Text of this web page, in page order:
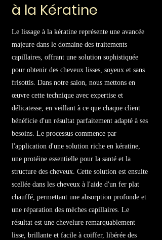
à la Kératine
Le lissage à la kératine représente une avancée
majeure dans le domaine des traitements
capillaires, offrant une solution sophistiquée
pour obtenir des cheveux lisses, soyeux et sans
frisottis. Dans notre salon, nous mettons en
œuvre cette technique avec expertise et
délicatesse, en veillant à ce que chaque client
bénéficie d'un résultat parfaitement adapté à ses
besoins. Le processus commence par
l'application d'une solution riche en kératine,
une protéine essentielle pour la santé et la
structure des cheveux. Cette solution est ensuite
scellée dans les cheveux à l'aide d'un fer plat
chauffé, permettant une absorption profonde et
une réparation des mèches capillaires. Le
résultat est une chevelure remarquablement
lisse, brillante et facile à coiffer, libérée des